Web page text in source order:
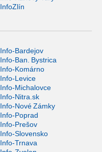
InfoZlín
Info-Bardejov
Info-Ban. Bystrica
Info-Komárno
Info-Levice
Info-Michalovce
Info-Nitra.sk
Info-Nové Zámky
Info-Poprad
Info-Prešov
Info-Slovensko
Info-Trnava